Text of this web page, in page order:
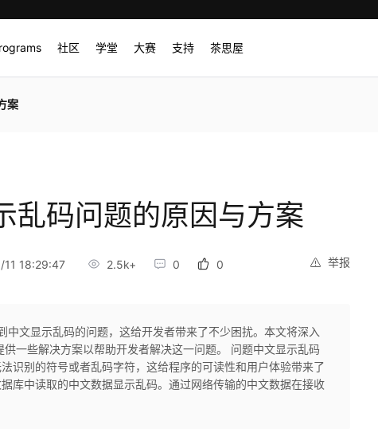
社区 学堂 大赛 支持 茶思屋
案
乱码问题的原因与方案
举报
11 18:29:47 2.5k+ 0 0
中文显示乱码的问题，这给开发者带来了不少困扰。本文将深入
一些解决方案以帮助开发者解决这一问题。 问题中文显示乱码
识别的符号或者乱码字符，这给程序的可读性和用户体验带来了
库中读取的中文数据显示乱码。通过网络传输的中文数据在接收